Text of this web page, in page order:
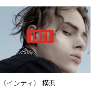
インティ） 横浜